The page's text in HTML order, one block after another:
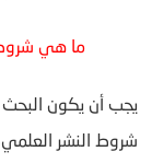
ما هي شروط
يجب أن يكون
شروط النشر